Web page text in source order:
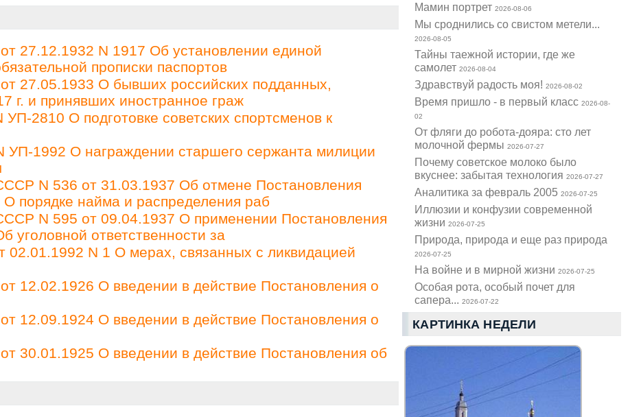
Мамин портрет2026-08-06
Мы сроднились со свистом метели...
2026-08-05
Тайны таежной истории, где же
самолет2026-08-04
Здравствуй радость моя!2026-08-02
Время пришло - в первый класс2026-08-
02
От фляги до робота-дояра: сто лет
молочной фермы2026-07-27
Почему советское молоко было
вкуснее: забытая технология2026-07-27
Аналитика за февраль 20052026-07-25
Иллюзии и конфузии современной
жизни2026-07-25
Природа, природа и еще раз природа
2026-07-25
На войне и в мирной жизни2026-07-25
Особая рота, особый почет для
сапера...2026-07-22
КАРТИНКА НЕДЕЛИ
N 1917 Об установлении единой
прописки паспортов
О бывших российских подданных,
г. и принявших иностранное граж
2810 О подготовке советских спортсменов к
1992 О награждении старшего сержанта милиции
N 536 от 31.03.1937 Об отмене Постановления
порядке найма и распределения раб
N 595 от 09.04.1937 О применении Постановления
ответственности за
N 1 О мерах, связанных с ликвидацией
О введении в действие Постановления о
О введении в действие Постановления о
О введении в действие Постановления об